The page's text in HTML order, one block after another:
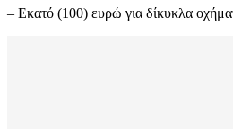
– Εκατό (100) ευρώ για δίκυκλα